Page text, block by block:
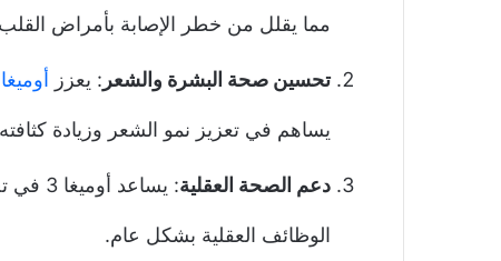
مما يقلل من خطر الإصابة بأمراض
تحسين صحة البشرة والشعر : يعزز أوميغا 3
يساهم في تعزيز نمو الشعر وزيادة
دعم الصحة العقلية :
الوظائف العقلية بشكل عام.